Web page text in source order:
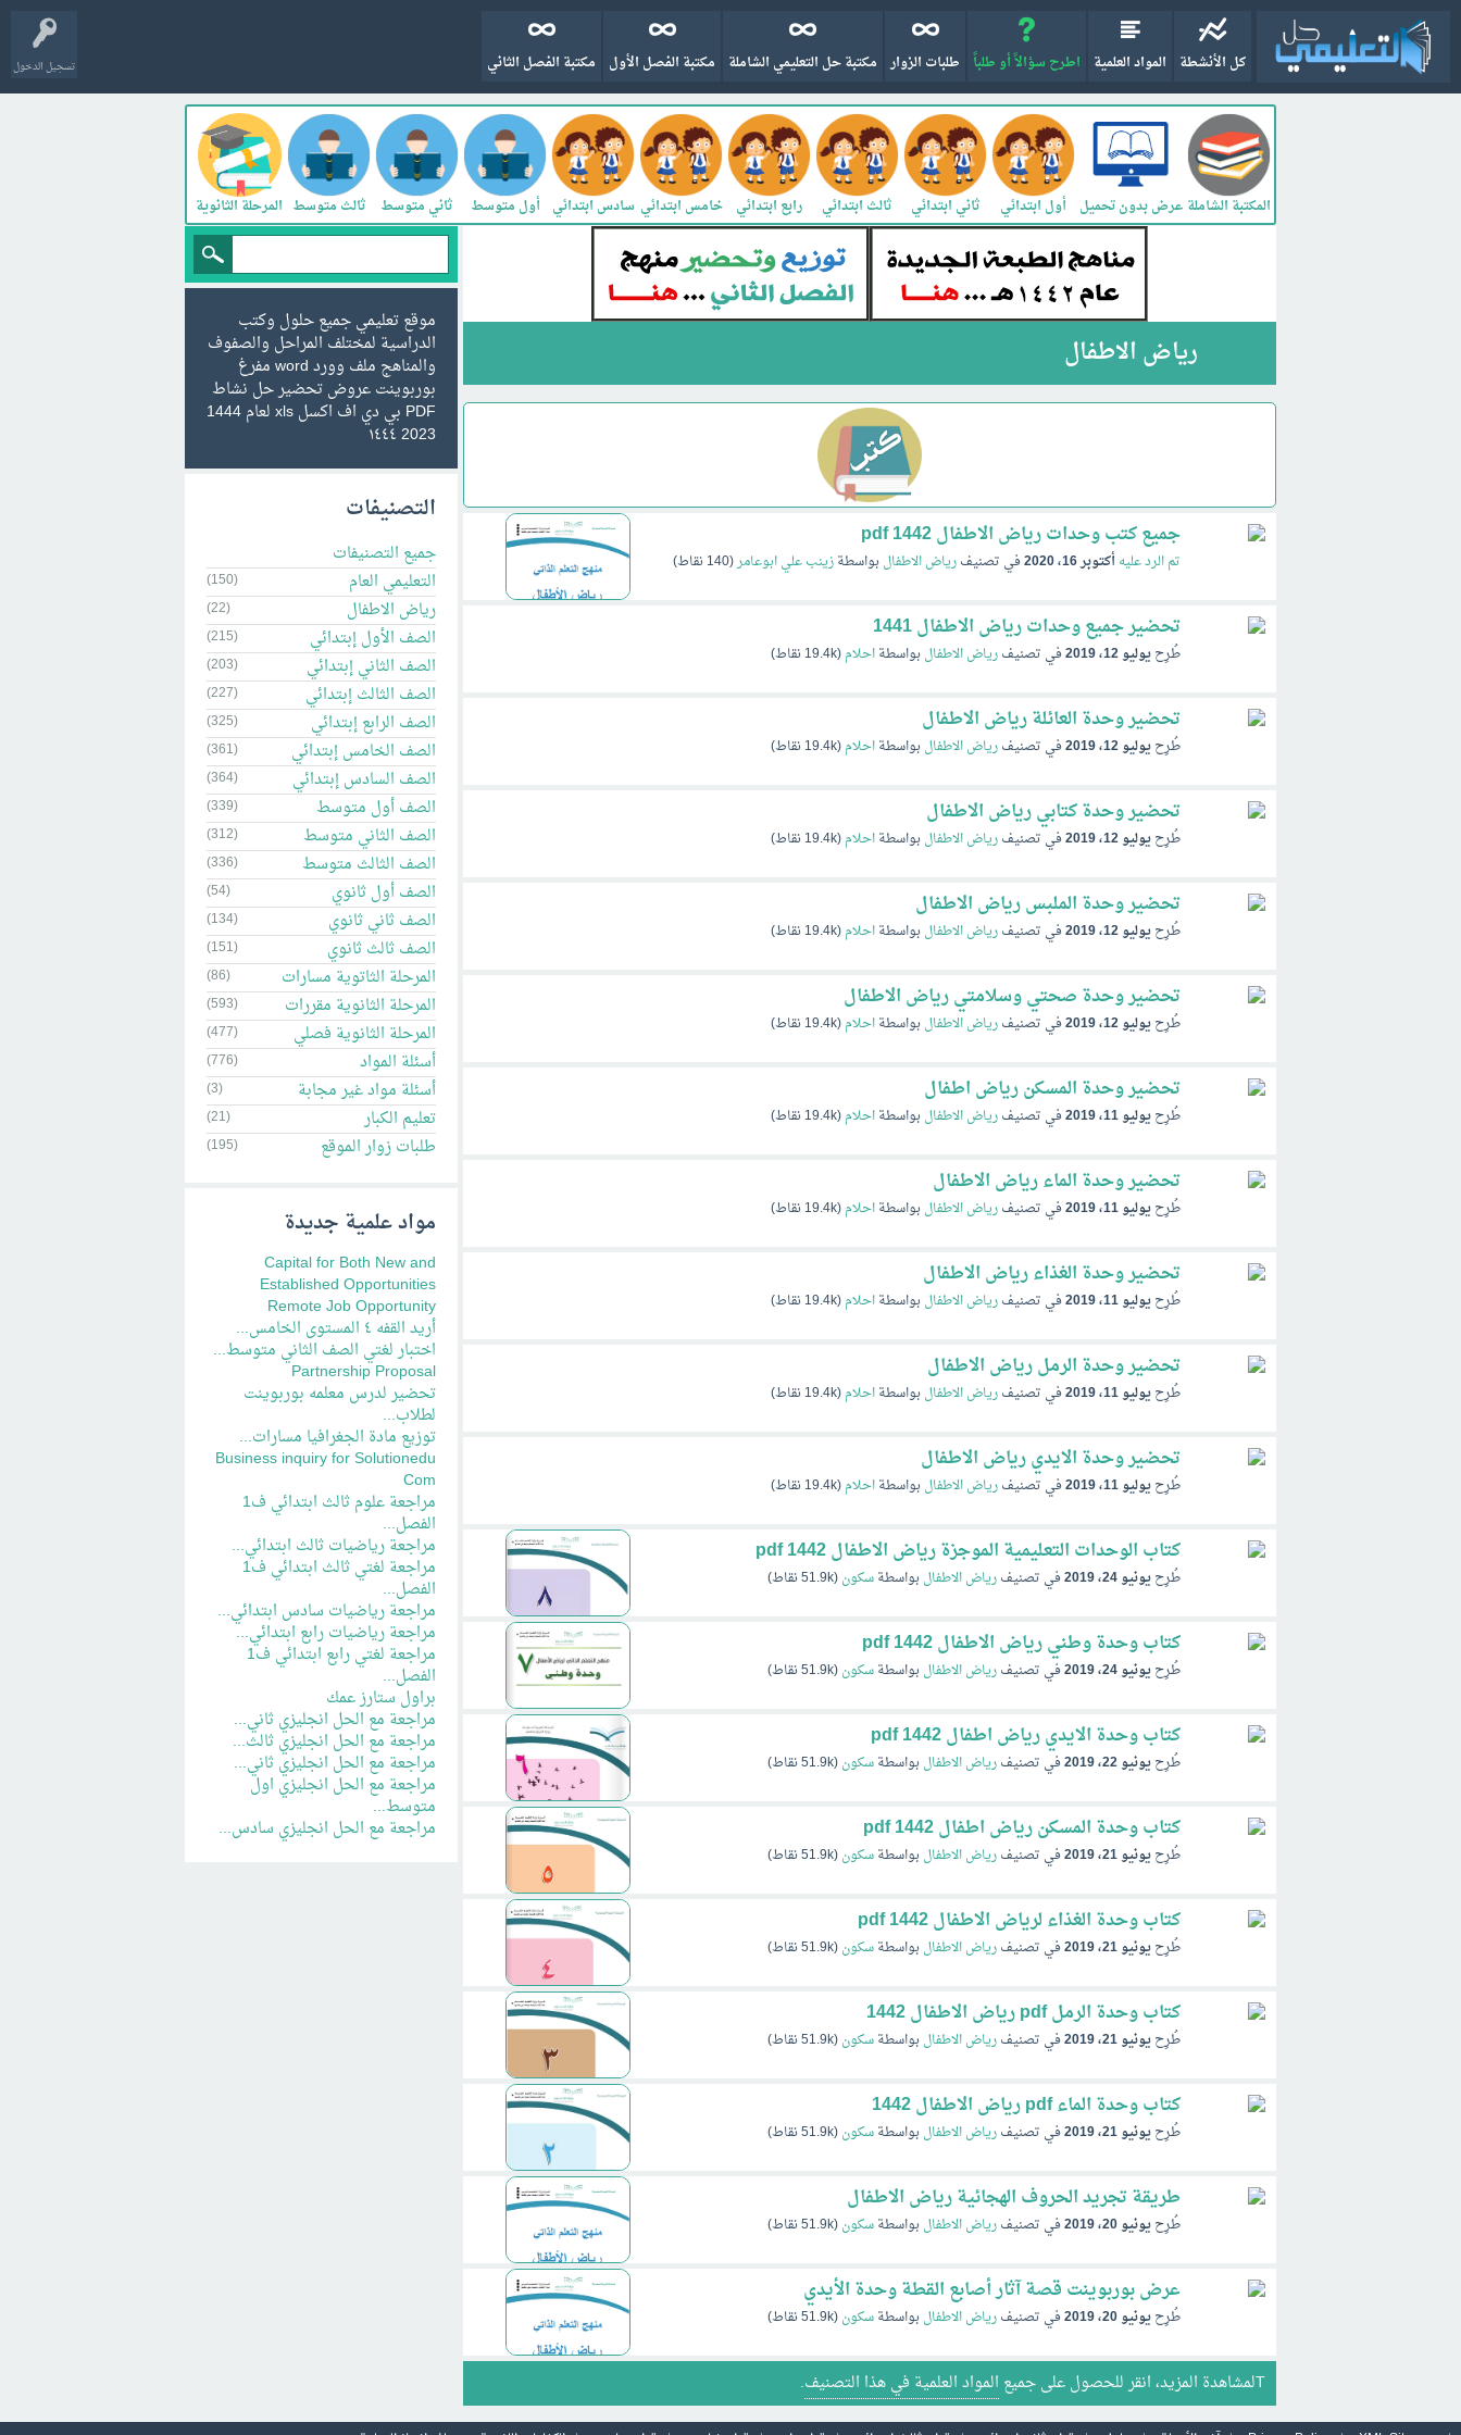
تسجيل الدخول كل الأنشطة المواد العلمية اطرح سؤالاً أو طلباً طلبات الزوار مكتبة حل التعليمي الشاملة مكتبة الفصل الأول مكتبة الفصل الثاني
المكتبة الشاملة عرض بدون تحميل أول ابتدائي ثاني ابتدائي ثالث ابتدائي رابع ابتدائي خامس ابتدائي سادس ابتدائي أول متوسط ثاني متوسط ثالث متوسط المرحلة الثانوية
رياض الاطفال
جميع كتب وحدات رياض الاطفال 1442 pdf
تم الرد عليهأكتوبر 16، 2020 في تصنيفرياض الاطفالبواسطةزينب علي ابوعامر(
140نقاط)
تحضير جميع وحدات رياض الاطفال 1441
طُرِحيوليو 12، 2019 في تصنيفرياض الاطفالبواسطةاحلام(
19.4kنقاط)
تحضير وحدة العائلة رياض الاطفال
طُرِحيوليو 12، 2019 في تصنيفرياض الاطفالبواسطةاحلام(
19.4kنقاط)
تحضير وحدة كتابي رياض الاطفال
طُرِحيوليو 12، 2019 في تصنيفرياض الاطفالبواسطةاحلام(
19.4kنقاط)
تحضير وحدة الملبس رياض الاطفال
طُرِحيوليو 12، 2019 في تصنيفرياض الاطفالبواسطةاحلام(
19.4kنقاط)
تحضير وحدة صحتي وسلامتي رياض الاطفال
طُرِحيوليو 12، 2019 في تصنيفرياض الاطفالبواسطةاحلام(
19.4kنقاط)
تحضير وحدة المسكن رياض اطفال
طُرِحيوليو 11، 2019 في تصنيفرياض الاطفالبواسطةاحلام(
19.4kنقاط)
تحضير وحدة الماء رياض الاطفال
طُرِحيوليو 11، 2019 في تصنيفرياض الاطفالبواسطةاحلام(
19.4kنقاط)
تحضير وحدة الغذاء رياض الاطفال
طُرِحيوليو 11، 2019 في تصنيفرياض الاطفالبواسطةاحلام(
19.4kنقاط)
تحضير وحدة الرمل رياض الاطفال
طُرِحيوليو 11، 2019 في تصنيفرياض الاطفالبواسطةاحلام(
19.4kنقاط)
تحضير وحدة الايدي رياض الاطفال
طُرِحيوليو 11، 2019 في تصنيفرياض الاطفالبواسطةاحلام(
19.4kنقاط)
كتاب الوحدات التعليمية الموجزة رياض الاطفال 1442 pdf
طُرِحيونيو 24، 2019 في تصنيفرياض الاطفالبواسطةسكون(
51.9kنقاط)
كتاب وحدة وطني رياض الاطفال 1442 pdf
طُرِحيونيو 24، 2019 في تصنيفرياض الاطفالبواسطةسكون(
51.9kنقاط)
كتاب وحدة الايدي رياض اطفال 1442 pdf
طُرِحيونيو 22، 2019 في تصنيفرياض الاطفالبواسطةسكون(
51.9kنقاط)
كتاب وحدة المسكن رياض اطفال 1442 pdf
طُرِحيونيو 21، 2019 في تصنيفرياض الاطفالبواسطةسكون(
51.9kنقاط)
كتاب وحدة الغذاء لرياض الاطفال 1442 pdf
طُرِحيونيو 21، 2019 في تصنيفرياض الاطفالبواسطةسكون(
51.9kنقاط)
كتاب وحدة الرمل pdf رياض الاطفال 1442
طُرِحيونيو 21، 2019 في تصنيفرياض الاطفالبواسطةسكون(
51.9kنقاط)
كتاب وحدة الماء pdf رياض الاطفال 1442
طُرِحيونيو 21، 2019 في تصنيفرياض الاطفالبواسطةسكون(
51.9kنقاط)
طريقة تجريد الحروف الهجائية رياض الاطفال
طُرِحيونيو 20، 2019 في تصنيفرياض الاطفالبواسطةسكون(
51.9kنقاط)
عرض بوربوينت قصة آثار أصابع القطة وحدة الأيدي
طُرِحيونيو 20، 2019 في تصنيفرياض الاطفالبواسطةسكون(
51.9kنقاط)
Tلمشاهدة المزيد، انقر للحصول على جميع المواد العلمية في هذا التصنيف.
موقع تعليمي جميع حلول وكتب
الدراسية لمختلف المراحل والصفوف
والمناهج ملف وورد word مفرغ
بوربوينت عروض تحضير حل نشاط
PDF بي دي اف اكسل xls لعام 1444
2023 ١٤٤٤
التصنيفات
جميع التصنيفات
التعليمي العام
(150)
رياض الاطفال (22)
الصف الأول إبتدائي (215)
الصف الثاني إبتدائي (203)
الصف الثالث إبتدائي (227)
الصف الرابع إبتدائي (325)
الصف الخامس إبتدائي (361)
الصف السادس إبتدائي (364)
الصف أول متوسط (339)
الصف الثاني متوسط (312)
الصف الثالث متوسط (336)
الصف أول ثانوي (54)
الصف ثاني ثانوي (134)
الصف ثالث ثانوي (151)
المرحلة الثاتوية مسارات (86)
المرحلة الثانوية مقررات (593)
المرحلة الثانوية فصلي (477)
أسئلة المواد (776)
أسئلة مواد غير مجابة (3)
تعليم الكبار (21)
طلبات زوار الموقع (195)
مواد علمية جديدة
Capital for Both New and
Established Opportunities
Remote Job Opportunity
أريد القفه ٤ المستوى الخامس...
اختبار لغتي الصف الثاني متوسط...
Partnership Proposal
تحضير لدرس معلمه بوربوينت
لطلاب...
توزيع مادة الجغرافيا مسارات...
Business inquiry for Solutionedu
Com
مراجعة علوم ثالث ابتدائي ف1
الفصل...
مراجعة رياضيات ثالث ابتدائي...
مراجعة لغتي ثالث ابتدائي ف1
الفصل...
مراجعة رياضيات سادس ابتدائي...
مراجعة رياضيات رابع ابتدائي...
مراجعة لغتي رابع ابتدائي ف1
الفصل...
براول ستارز عمك
مراجعة مع الحل انجليزي ثاني...
مراجعة مع الحل انجليزي ثالث...
مراجعة مع الحل انجليزي ثاني...
مراجعة مع الحل انجليزي اول
متوسط...
مراجعة مع الحل انجليزي سادس...